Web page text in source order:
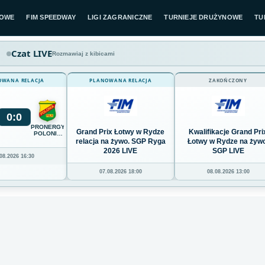
FIM SPEEDWAY LIGI ZAGRANICZNE TURNIEJE DRUŻYNOWE
Czat LIVERozmawiaj z kibicami
RELACJA
0:0
PRONERGY
POLONIA
16:30
PLANOWANA RELACJA
Grand Prix Łotwy w Rydze
relacja na żywo. SGP Ryga
2026 LIVE
07.08.2026 18:00
ZAKOŃCZONY
Kwalifikacje Grand
Łotwy w Rydze na
SGP LIVE
08.08.2026 13:00